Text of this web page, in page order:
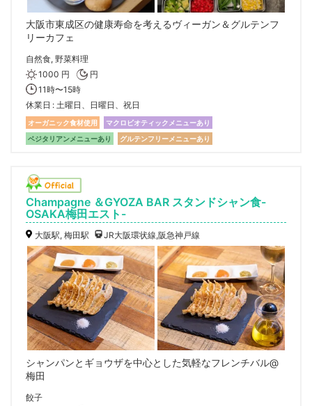
大阪市東成区の健康寿命を考えるヴィーガン＆グルテンフ
リーカフェ
自然食, 野菜料理
1000 円
円
11時〜15時
休業日
土曜日、日曜日、祝日
オーガニック食材使用
マクロビオティックメニューあり
ベジタリアンメニューあり
グルテンフリーメニューあり
Champagne ＆GYOZA BAR スタンドシャン食-
OSAKA梅田エスト-
大阪駅, 梅田駅 JR大阪環状線,阪急神戸線
シャンパンとギョウザを中心とした気軽なフレンチバル@
梅田
餃子